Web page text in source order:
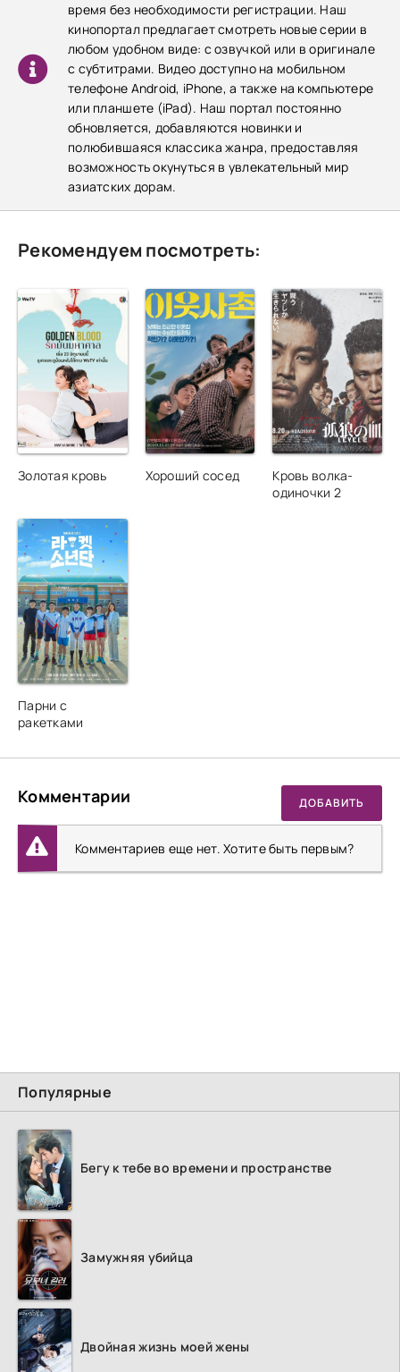
Популярные
Бегу к тебе во времени и пространстве
Замужняя убийца
Двойная жизнь моей жены
время без необходимости регистрации. Наш
кинопортал предлагает смотреть новые серии в
любом удобном виде: с озвучкой или в оригинале
с субтитрами. Видео доступно на мобильном
телефоне Android, iPhone, а также на компьютере
или планшете (iPad). Наш портал постоянно
обновляется, добавляются новинки и
полюбившаяся классика жанра, предоставляя
возможность окунуться в увлекательный мир
азиатских дорам.
Рекомендуем посмотреть:
Золотая кровь Хороший сосед
Кровь волка-
одиночки 2
Парни с
ракетками
Комментарии ДОБАВИТЬ
Комментариев еще нет. Хотите быть первым?